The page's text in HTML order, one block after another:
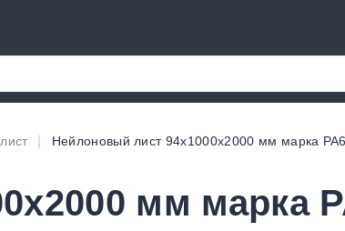
Нейлоновый лист 94х1000х2000 мм марка PA6
мм марка